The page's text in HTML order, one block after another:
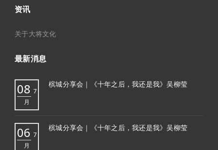
资讯
关于大将文化
最新消息
08 7
月
槟城分享会｜《十年之后，我还是我》吴柳莹
06 7
月
槟城分享会｜《十年之后，我还是我》吴柳莹